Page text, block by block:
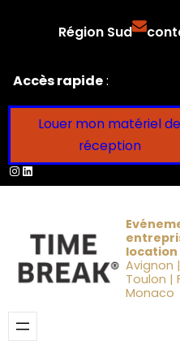
Région Sud
Accès rapide:
Louer mon matériel de
réception
Instagram
LinkedIn
Avignon
Toulon |
Monaco